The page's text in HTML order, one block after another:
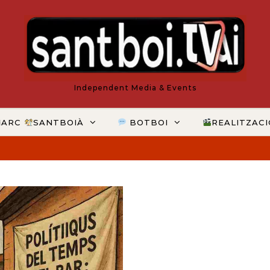
Independent Media & Events
SANTBOIÀ BOTBOI